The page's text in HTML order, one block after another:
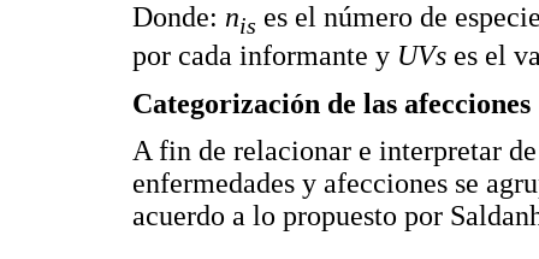
Donde: nis es el número de
por cada informante y UVs es el
Categorización de las afecciones
A fin de relacionar e interpretar
enfermedades y afecciones se
acuerdo a lo propuesto por